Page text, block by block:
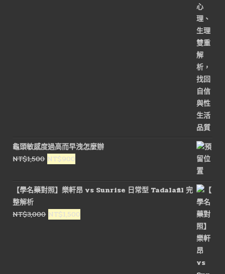
龜頭敏感度過高而早洩怎麼辦
NT$1,500 原
價
格：
NT$1,500。
NT$900
價
格：
NT$900。
【學名藥對照】樂軒昂 vs Sunrise 日常型 Tadalafil 完
整解析
NT$3,000 原
NT$1,500